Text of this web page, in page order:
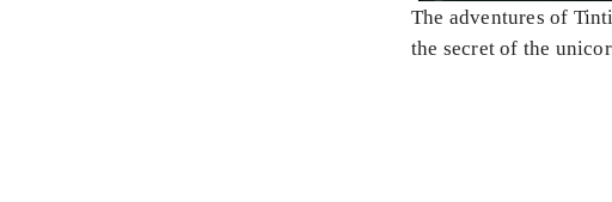
The adventures of
the secret of the